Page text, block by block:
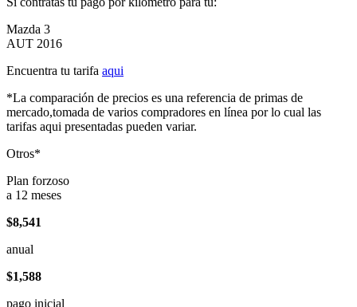
Mazda 3
AUT 2016
Encuentra tu tarifa aqui
*La comparación de precios es una referencia de primas de
mercado,tomada de varios compradores en línea por lo cual las
tarifas aqui presentadas pueden variar.
Otros*
Plan forzoso
a 12 meses
$8,541
anual
$1,588
pago inicial